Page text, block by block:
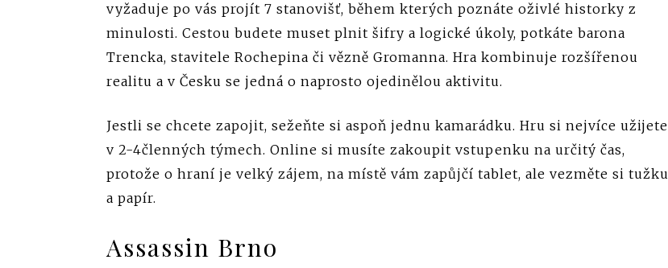
vyžaduje po vás projít 7 stanovišť, během kterých poznáte oživlé historky z
minulosti. Cestou budete muset plnit šifry a logické úkoly, potkáte barona
Trencka, stavitele Rochepina či vězně Gromanna. Hra kombinuje rozšířenou
realitu a v Česku se jedná o naprosto ojedinělou aktivitu.
Jestli se chcete zapojit, sežeňte si aspoň jednu kamarádku. Hru si nejvíce užijete
v 2-4členných týmech. Online si musíte zakoupit vstupenku na určitý čas,
protože o hraní je velký zájem, na místě vám zapůjčí tablet, ale vezměte si tužku
a papír.
Assassin Brno